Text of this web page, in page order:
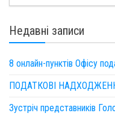
Недавні записи
8 онлайн-пунктів Офісу
ПОДАТКОВІ
Зустріч представників